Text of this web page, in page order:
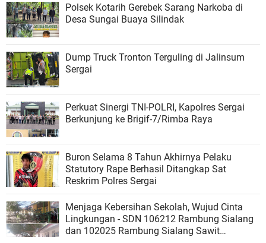
Polsek Kotarih Gerebek Sarang Narkoba di
Desa Sungai Buaya Silindak
Dump Truck Tronton Terguling di Jalinsum
Sergai
Perkuat Sinergi TNI-POLRI, Kapolres Sergai
Berkunjung ke Brigif-7/Rimba Raya
Buron Selama 8 Tahun Akhirnya Pelaku
Statutory Rape Berhasil Ditangkap Sat
Reskrim Polres Sergai
Menjaga Kebersihan Sekolah, Wujud Cinta
Lingkungan - SDN 106212 Rambung Sialang
dan 102025 Rambung Sialang Sawit